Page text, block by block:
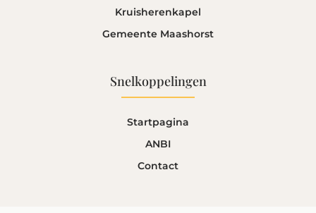
Kruisherenkapel
Gemeente Maashorst
Snelkoppelingen
Startpagina
ANBI
Contact